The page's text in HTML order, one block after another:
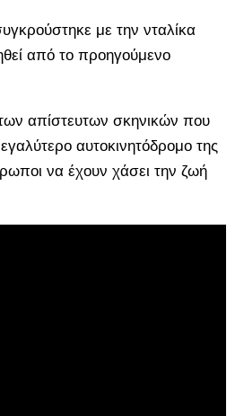
με την νταλίκα
από το προηγούμενο
απίστευτων σκηνικών που
αυτοκινητόδρομο της
να έχουν χάσει την ζωή